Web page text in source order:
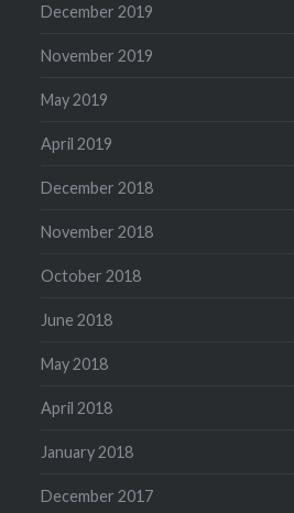
December 2019
November 2019
May 2019
April 2019
December 2018
November 2018
October 2018
June 2018
May 2018
April 2018
January 2018
December 2017